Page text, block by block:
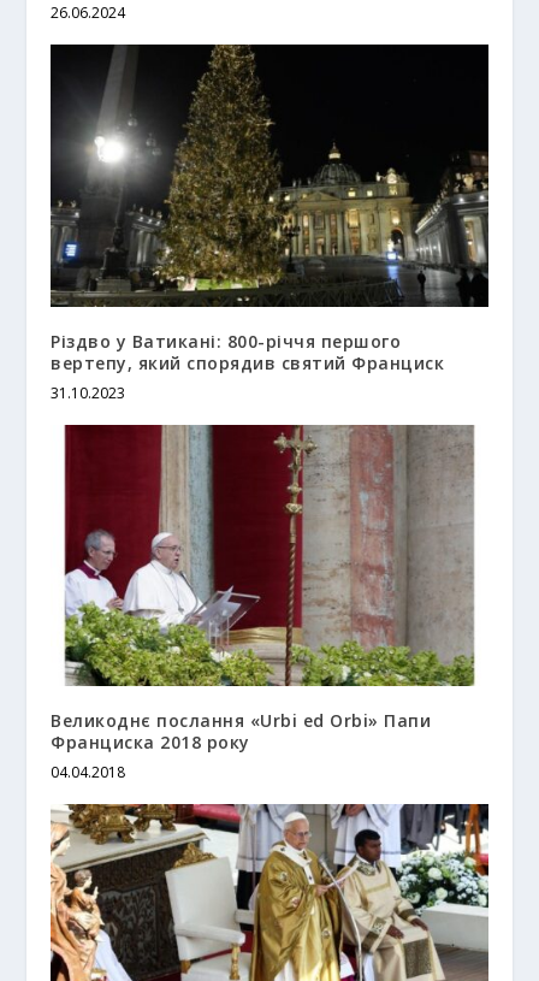
26.06.2024
Різдво у Ватикані: 800-річчя першого
вертепу, який спорядив святий Франциск
31.10.2023
Великоднє послання «Urbi ed Orbi» Папи
Франциска 2018 року
04.04.2018